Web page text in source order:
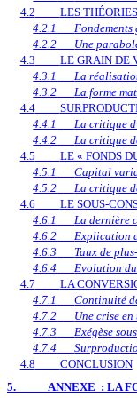
4.2
LES
4.2.1
Fondements
4.2.2
Une
4.3
LE GRAIN DE
4.3.1
La
4.3.2
La forme
4.4
4.4.1
La critique
4.4.2
La critique
4.5
LE « FONDS
4.5.1
Capital
4.5.2
La critique
4.6
LE SOUS-
4.6.1
La dernière
4.6.2
Explication
4.6.3
Taux de
4.6.4
Evolution
4.7
LA
4.7.1
Continuité
4.7.2
Une crise
4.7.3
Exégèse
4.7.4
4.8
CONCLUSION
5.
ANNEXE : LA